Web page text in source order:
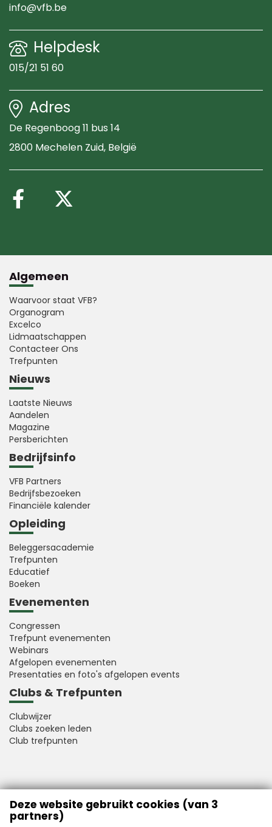
info@vfb.be
Helpdesk
015/21 51 60
Adres
De Regenboog 11 bus 14
2800 Mechelen Zuid, België
Volg ons op Facebook
Algemeen
Waarvoor staat VFB?
Organogram
Excelco
Lidmaatschappen
Contacteer Ons
Trefpunten
Nieuws
Laatste Nieuws
Aandelen
Magazine
Persberichten
Bedrijfsinfo
VFB Partners
Bedrijfsbezoeken
Financiële kalender
Opleiding
Beleggersacademie
Trefpunten
Educatief
Boeken
Evenementen
Congressen
Trefpunt evenementen
Webinars
Afgelopen evenementen
Presentaties en foto's afgelopen events
Clubs & Trefpunten
Clubwijzer
Clubs zoeken leden
Club trefpunten
VFB is a member of Better Finance
Deze website gebruikt cookies (van 3
partners)